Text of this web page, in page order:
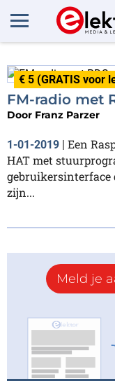
€ 5 (GRATIS voor
FM-radio met
Door Franz Parzer
1-01-2019 | Een
HAT met
gebruikersinterface
zijn...
Meld je